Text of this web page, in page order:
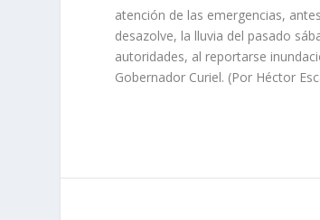
atención de las emergencias,
desazolve, la lluvia del pasado
autoridades, al reportarse
Gobernador Curiel. (Por Héctor